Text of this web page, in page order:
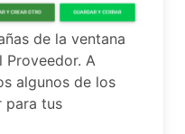
de la ventana
Proveedor. A
algunos de los
para tus